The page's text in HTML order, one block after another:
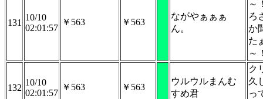
131
10/10
02:01:57
￥563 ￥563
ながやぁぁぁ
ん。
～
ろ
か
た
～
132
10/10
02:01:57
￥563 ￥563
ウルウルまんむ
すめ君
ク
久
っ